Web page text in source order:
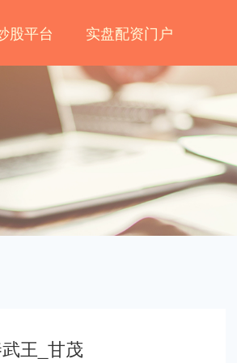
股平台 实盘配资门户
王_甘茂